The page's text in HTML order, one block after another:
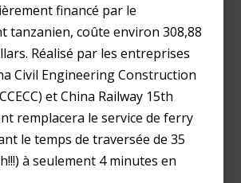
financé par le
tanzanien, coûte environ 308,88
Réalisé par les entreprises
Civil Engineering Construction
et China Railway 15th
remplacera le service de ferry
le temps de traversée de 35
à seulement 4 minutes en